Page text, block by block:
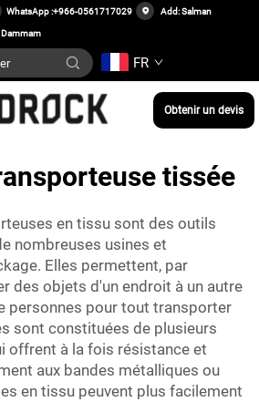
WhatsApp :+966-0561717029 Add: Salman
Dammam
FR
Obtenir un devis
tissée
en tissu sont des outils
nombreuses usines et
Elles permettent, par
des objets d'un endroit à un autre
personnes pour tout transporter
sont constituées de plusieurs
offrent à la fois résistance et
aux bandes métalliques ou
en tissu peuvent plus facilement